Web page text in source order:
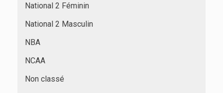
National 2 Féminin
National 2 Masculin
NBA
NCAA
Non classé